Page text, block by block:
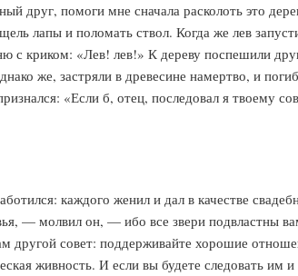
друг, помоги мне сначала расколоть это
лапы и поломать ствол. Когда же лев
с криком: «Лев! лев!» К дереву поспешили
же, застряли в древесине намертво, и
«Если б, отец, последовал я твоему
каждого женил и дал в качестве
— молвил он, — ибо все звери подвластны
другой совет: поддерживайте хорошие
живность. И если вы будете следовать им